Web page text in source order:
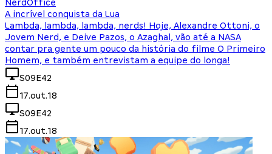
NerdOffice
A incrível conquista da Lua
Lambda, lambda, lambda, nerds! Hoje, Alexandre Ottoni, o
Jovem Nerd, e Deive Pazos, o Azaghal, vão até a NASA
contar pra gente um pouco da história do filme O Primeiro
Homem, e também entrevistam a equipe do longa!
S09E42
17.out.18
S09E42
17.out.18